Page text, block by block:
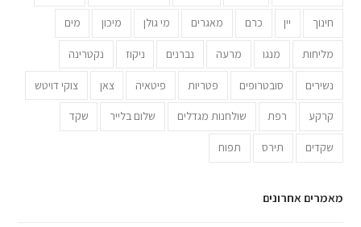
חינוך יין כרם מאגרים מי גולן מיכון מים
מליחות מנגו מרעה נברנים ניקוז נקטרינה
נשירים סובטרופים פטריות פיטאיה צאן צוקי דויטש
קרקע רפת שולחנות מגדלים שלום בלייר שקד
שקדים תירס תפוח
מאמרים אחרונים